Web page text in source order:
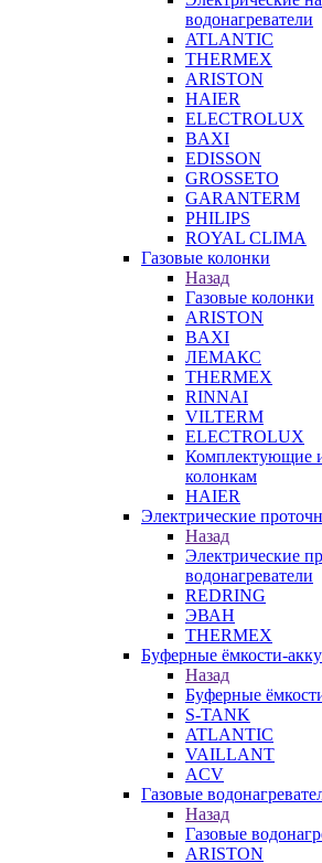
водонагреватели
ATLANTIC
THERMEX
ARISTON
HAIER
ELECTROLUX
BAXI
EDISSON
GROSSETO
GARANTERM
PHILIPS
ROYAL CLIMA
Газовые колонки
Назад
Газовые колонки
ARISTON
BAXI
ЛЕМАКС
THERMEX
RINNAI
VILTERM
ELECTROLUX
Комплектующие
колонкам
HAIER
Электрические
Назад
Электрические
водонагреватели
REDRING
ЭВАН
THERMEX
Буферные ёмкости-
Назад
Буферные
S-TANK
ATLANTIC
VAILLANT
ACV
Газовые
Назад
Газовые
ARISTON